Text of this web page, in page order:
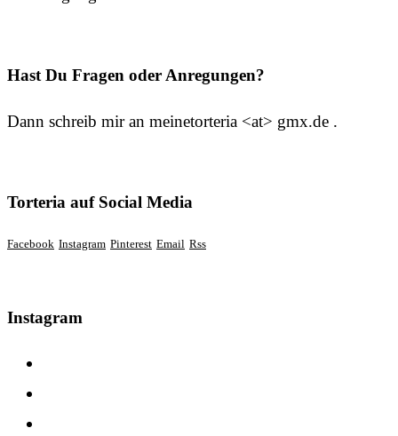
Hast Du Fragen oder Anregungen?
Dann schreib mir an meinetorteria <at> gmx.de .
Torteria auf Social Media
Facebook Instagram Pinterest Email Rss
Instagram